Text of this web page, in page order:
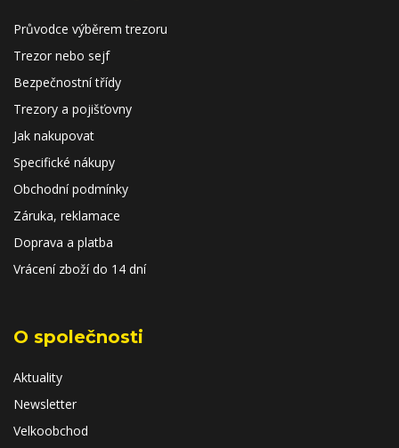
Průvodce výběrem trezoru
Trezor nebo sejf
Bezpečnostní třídy
Trezory a pojišťovny
Jak nakupovat
Specifické nákupy
Obchodní podmínky
Záruka, reklamace
Doprava a platba
Vrácení zboží do 14 dní
O společnosti
Aktuality
Newsletter
Velkoobchod